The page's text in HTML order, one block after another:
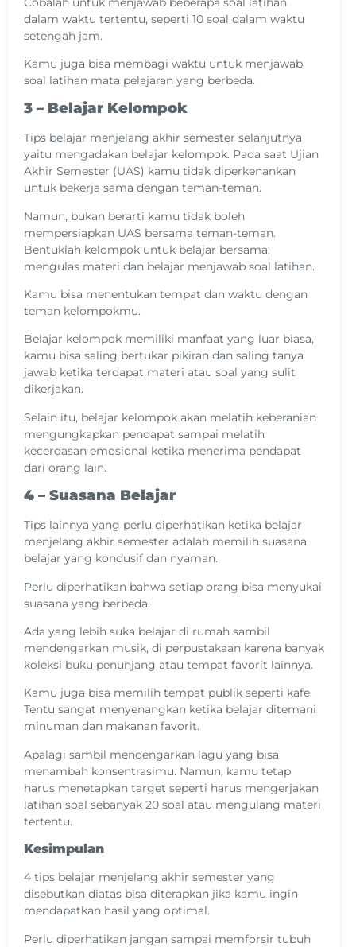
dalam waktu tertentu, seperti 10 soal dalam waktu
setengah jam.
Kamu juga bisa membagi waktu untuk menjawab
soal latihan mata pelajaran yang berbeda.
3 – Belajar Kelompok
Tips belajar menjelang akhir semester selanjutnya
yaitu mengadakan belajar kelompok. Pada saat Ujian
Akhir Semester (UAS) kamu tidak diperkenankan
untuk bekerja sama dengan teman-teman.
Namun, bukan berarti kamu tidak boleh
mempersiapkan UAS bersama teman-teman.
Bentuklah kelompok untuk belajar bersama,
mengulas materi dan belajar menjawab soal latihan.
Kamu bisa menentukan tempat dan waktu dengan
teman kelompokmu.
Belajar kelompok memiliki manfaat yang luar biasa,
kamu bisa saling bertukar pikiran dan saling tanya
jawab ketika terdapat materi atau soal yang sulit
dikerjakan.
Selain itu, belajar kelompok akan melatih keberanian
mengungkapkan pendapat sampai melatih
kecerdasan emosional ketika menerima pendapat
dari orang lain.
4 – Suasana Belajar
Tips lainnya yang perlu diperhatikan ketika belajar
menjelang akhir semester adalah memilih suasana
belajar yang kondusif dan nyaman.
Perlu diperhatikan bahwa setiap orang bisa menyukai
suasana yang berbeda.
Ada yang lebih suka belajar di rumah sambil
mendengarkan musik, di perpustakaan karena banyak
koleksi buku penunjang atau tempat favorit lainnya.
Kamu juga bisa memilih tempat publik seperti kafe.
Tentu sangat menyenangkan ketika belajar ditemani
minuman dan makanan favorit.
Apalagi sambil mendengarkan lagu yang bisa
menambah konsentrasimu. Namun, kamu tetap
harus menetapkan target seperti harus mengerjakan
latihan soal sebanyak 20 soal atau mengulang materi
tertentu.
Kesimpulan
4 tips belajar menjelang akhir semester yang
disebutkan diatas bisa diterapkan jika kamu ingin
mendapatkan hasil yang optimal.
Perlu diperhatikan jangan sampai memforsir tubuh